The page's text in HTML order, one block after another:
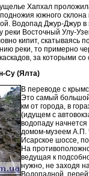
Хапхал
южного
Водопад Джур-Джур в
реки Восточный Улу-
кипит, скатываясь
реки, то примерно
за которыми
Су (Ялта)
В переводе с
Это самый
км от города, в
(идущем с
водопаду
домом-музеем А.П.
Исарское шоссе,
На
ведущая к
нужно, не заходя
Водопадной,